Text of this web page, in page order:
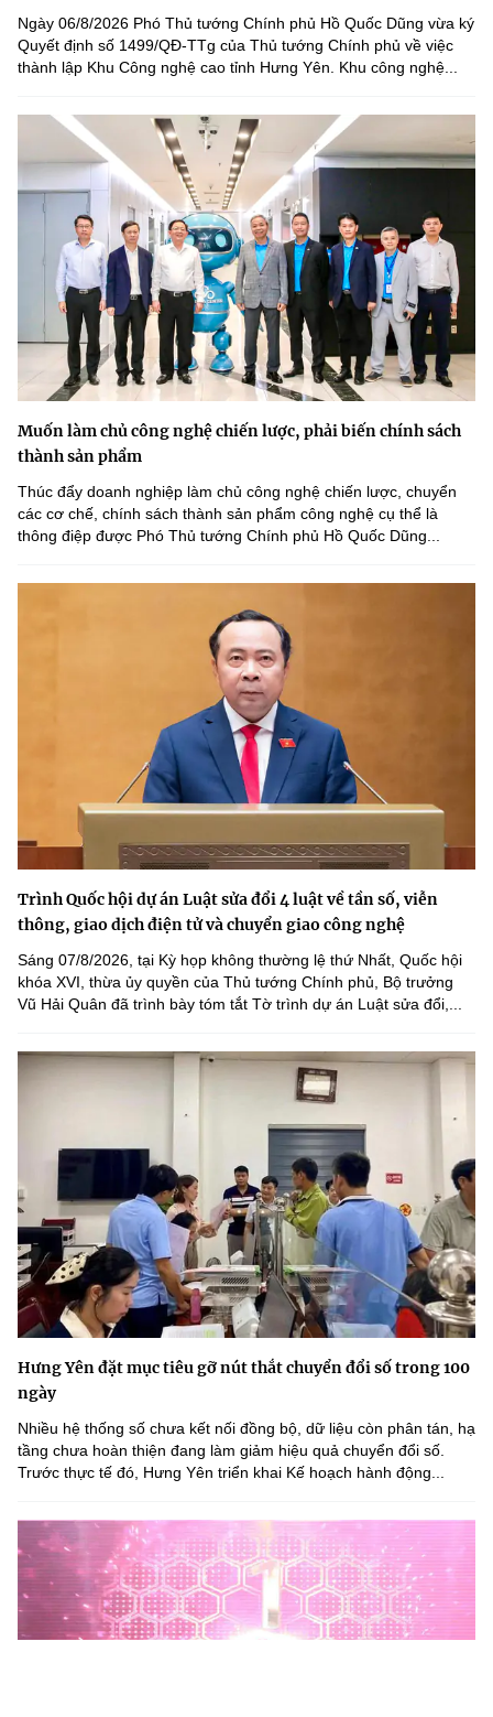
Ngày 06/8/2026 Phó Thủ tướng Chính phủ Hồ Quốc Dũng vừa ký
Quyết định số 1499/QĐ-TTg của Thủ tướng Chính phủ về việc
thành lập Khu Công nghệ cao tỉnh Hưng Yên. Khu công nghệ...
Muốn làm chủ công nghệ chiến lược, phải biến chính sách
thành sản phẩm
Thúc đẩy doanh nghiệp làm chủ công nghệ chiến lược, chuyển
các cơ chế, chính sách thành sản phẩm công nghệ cụ thể là
thông điệp được Phó Thủ tướng Chính phủ Hồ Quốc Dũng...
Trình Quốc hội dự án Luật sửa đổi 4 luật về tần số, viễn
thông, giao dịch điện tử và chuyển giao công nghệ
Sáng 07/8/2026, tại Kỳ họp không thường lệ thứ Nhất, Quốc hội
khóa XVI, thừa ủy quyền của Thủ tướng Chính phủ, Bộ trưởng
Vũ Hải Quân đã trình bày tóm tắt Tờ trình dự án Luật sửa đổi,...
Hưng Yên đặt mục tiêu gỡ nút thắt chuyển đổi số trong 100
ngày
Nhiều hệ thống số chưa kết nối đồng bộ, dữ liệu còn phân tán, hạ
tầng chưa hoàn thiện đang làm giảm hiệu quả chuyển đổi số.
Trước thực tế đó, Hưng Yên triển khai Kế hoạch hành động...